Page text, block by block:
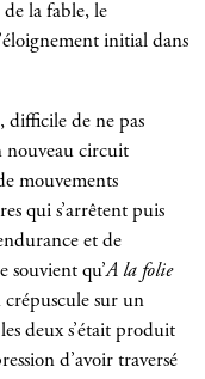
la fable, le
initial dans
difficile de ne pas
nouveau circuit
mouvements
qui s’arrêtent puis
et de
souvient qu’A la folie
sur un
deux s’était produit
d’avoir traversé